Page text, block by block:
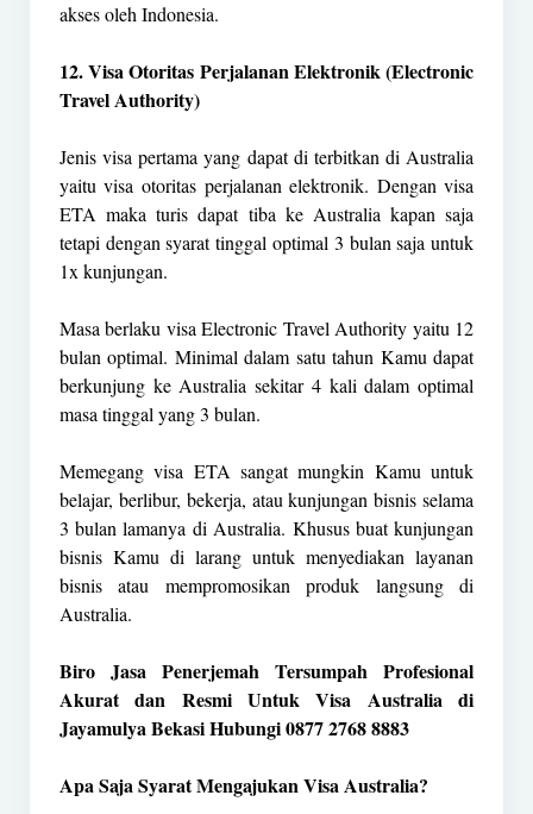
akses oleh Indonesia.
12. Visa Otoritas Perjalanan Elektronik (Electronic
Travel Authority)
Jenis visa pertama yang dapat di terbitkan di Australia
yaitu visa otoritas perjalanan elektronik. Dengan visa
ETA maka turis dapat tiba ke Australia kapan saja
tetapi dengan syarat tinggal optimal 3 bulan saja untuk
1x kunjungan.
Masa berlaku visa Electronic Travel Authority yaitu 12
bulan optimal. Minimal dalam satu tahun Kamu dapat
berkunjung ke Australia sekitar 4 kali dalam optimal
masa tinggal yang 3 bulan.
Memegang visa ETA sangat mungkin Kamu untuk
belajar, berlibur, bekerja, atau kunjungan bisnis selama
3 bulan lamanya di Australia. Khusus buat kunjungan
bisnis Kamu di larang untuk menyediakan layanan
bisnis atau mempromosikan produk langsung di
Australia.
Biro Jasa Penerjemah Tersumpah Profesional
Akurat dan Resmi Untuk Visa Australia di
Jayamulya Bekasi Hubungi 0877 2768 8883
Apa Saja Syarat Mengajukan Visa Australia?